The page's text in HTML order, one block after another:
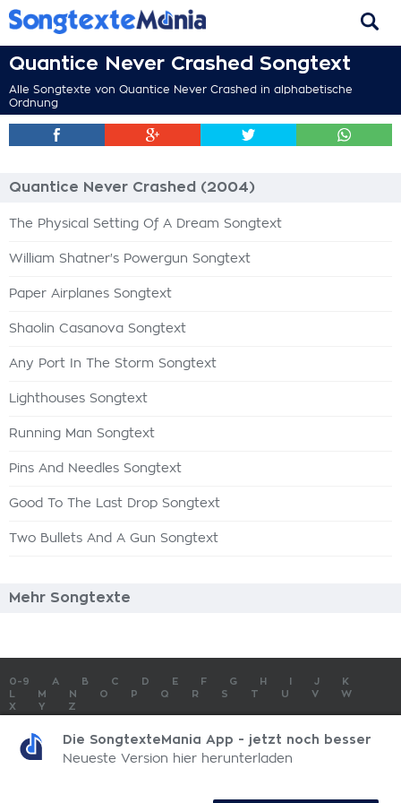
Quantice Never Crashed Songtext
Alle Songtexte von Quantice Never Crashed in alphabetische
Ordnung
Quantice Never Crashed (2004)
The Physical Setting Of A Dream Songtext
William Shatner's Powergun Songtext
Paper Airplanes Songtext
Shaolin Casanova Songtext
Any Port In The Storm Songtext
Lighthouses Songtext
Running Man Songtext
Pins And Needles Songtext
Good To The Last Drop Songtext
Two Bullets And A Gun Songtext
Mehr Songtexte
0-9 A B C D E F G H J
K
M N O P Q R S T U V
W
X
Y Z
SONGTEXTE ABSCHICKEN
KONTAKT IMPRESSUM
SongtexteMania.com - Copyright © 2026 - All Rights Reserved
Die SongtexteMania App - jetzt noch besser
Neueste Version hier herunterladen